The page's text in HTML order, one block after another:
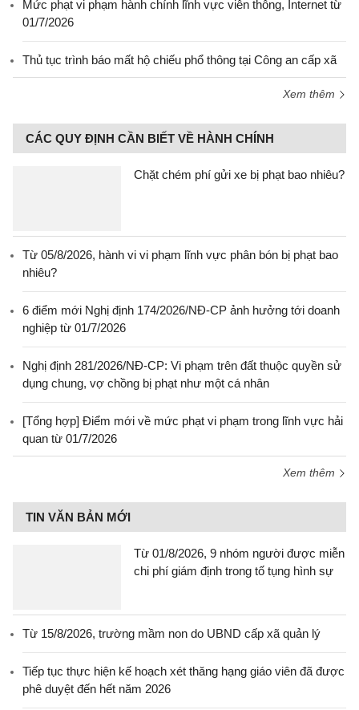
Mức phạt vi phạm hành chính lĩnh vực viễn thông, Internet từ
01/7/2026
Thủ tục trình báo mất hộ chiếu phổ thông tại Công an cấp xã
Xem thêm
CÁC QUY ĐỊNH CẦN BIẾT VỀ HÀNH CHÍNH
Chặt chém phí gửi xe bị phạt bao nhiêu?
Từ 05/8/2026, hành vi vi phạm lĩnh vực phân bón bị phạt bao
nhiêu?
6 điểm mới Nghị định 174/2026/NĐ-CP ảnh hưởng tới doanh
nghiệp từ 01/7/2026
Nghị định 281/2026/NĐ-CP: Vi phạm trên đất thuộc quyền sử
dụng chung, vợ chồng bị phạt như một cá nhân
[Tổng hợp] Điểm mới về mức phạt vi phạm trong lĩnh vực hải
quan từ 01/7/2026
Xem thêm
TIN VĂN BẢN MỚI
Từ 01/8/2026, 9 nhóm người được miễn
chi phí giám định trong tố tụng hình sự
Từ 15/8/2026, trường mầm non do UBND cấp xã quản lý
Tiếp tục thực hiện kế hoạch xét thăng hạng giáo viên đã được
phê duyệt đến hết năm 2026